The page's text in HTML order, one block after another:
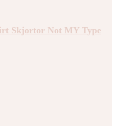
Skjortor Not MY Type